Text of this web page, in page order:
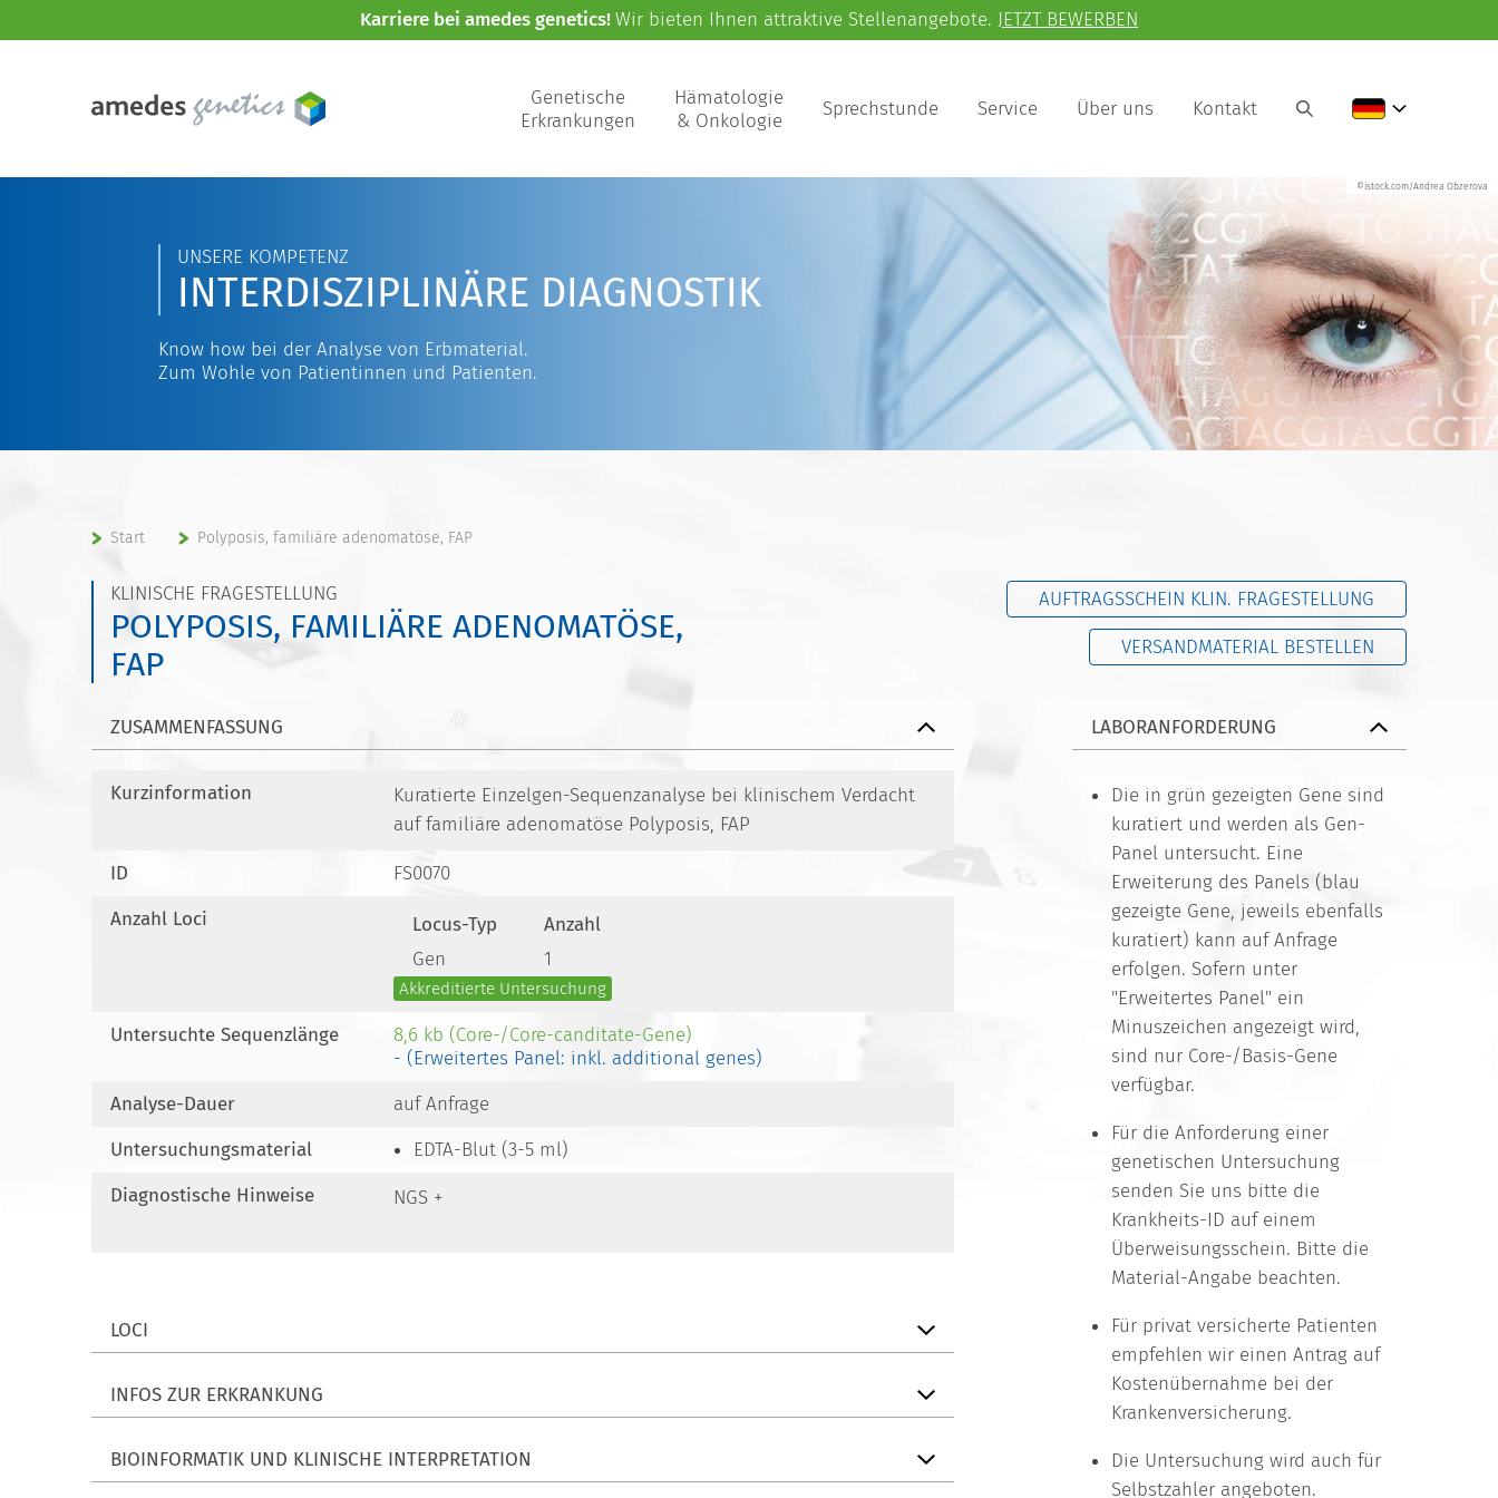
Karriere bei amedes genetics!Wir bieten Ihnen attraktive Stellenangebote. JETZT BEWERBEN
Genetische
Erkrankungen
Hämatologie
& Onkologie
Sprechstunde Service Über uns Kontakt
©istock.com/Andrea Obzerova
UNSERE KOMPETENZ
INTERDISZIPLINÄRE DIAGNOSTIK
Know how bei der Analyse von Erbmaterial.
Zum Wohle von Patientinnen und Patienten.
Start Polyposis, familiäre adenomatöse, FAP
KLINISCHE FRAGESTELLUNG
POLYPOSIS, FAMILIÄRE ADENOMATÖSE,
FAP
AUFTRAGSSCHEIN KLIN. FRAGESTELLUNG
VERSANDMATERIAL BESTELLEN
ZUSAMMENFASSUNG
Kurzinformation
Kuratierte Einzelgen-Sequenzanalyse bei klinischem Verdacht
auf familiäre adenomatöse Polyposis, FAP
ID
FS0070
Anzahl Loci
Locus-Typ
Anzahl
Gen
1
Akkreditierte Untersuchung
Untersuchte Sequenzlänge
8,6 kb (Core-/Core-canditate-Gene)
- (Erweitertes Panel: inkl. additional genes)
Analyse-Dauer
auf Anfrage
Untersuchungsmaterial
EDTA-Blut (3-5 ml)
Diagnostische Hinweise
NGS +
LOCI
INFOS ZUR ERKRANKUNG
BIOINFORMATIK UND KLINISCHE INTERPRETATION
LABORANFORDERUNG
Die in grün gezeigten Gene sind
kuratiert und werden als Gen-
Panel untersucht. Eine
Erweiterung des Panels (blau
gezeigte Gene, jeweils ebenfalls
kuratiert) kann auf Anfrage
erfolgen. Sofern unter
"Erweitertes Panel" ein
Minuszeichen angezeigt wird,
sind nur Core-/Basis-Gene
verfügbar.
Für die Anforderung einer
genetischen Untersuchung
senden Sie uns bitte die
Krankheits-ID auf einem
Überweisungsschein. Bitte die
Material-Angabe beachten.
Für privat versicherte Patienten
empfehlen wir einen Antrag auf
Kostenübernahme bei der
Krankenversicherung.
Die Untersuchung wird auch für
Selbstzahler angeboten.